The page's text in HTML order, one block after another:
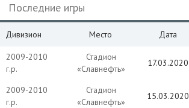
Последние игры
Дивизион Место Дата
2009-2010
г.р.
Стадион
«Славнефть»
17.03.2020
2009-2010
г.р.
Стадион
«Славнефть»
15.03.2020